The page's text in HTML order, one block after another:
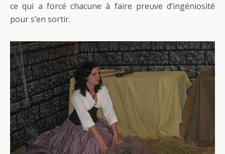
ce qui a forcé chacune à faire preuve d’ingéniosité
pour s’en sortir.